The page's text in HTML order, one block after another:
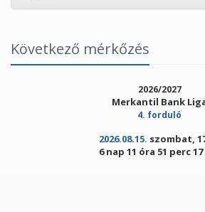
Következő mérkőzés
2026/2027
Merkantil Bank
4. forduló
2026.08.15. szombat,
6 nap 11 óra 51 perc